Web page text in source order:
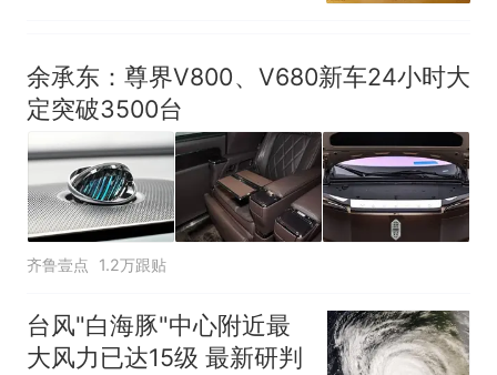
余承东：尊界V800、V680新车24小时大
定突破3500台
齐鲁壹点 1.2万跟贴
台风"白海豚"中心附近最
大风力已达15级 最新研判